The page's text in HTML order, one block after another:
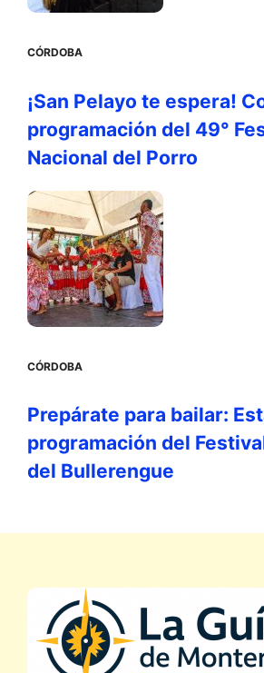
CÓRDOBA
¡San Pelayo te espera!
programación del 49°
Nacional del Porro
CÓRDOBA
Prepárate para bailar:
programación del
del Bullerengue